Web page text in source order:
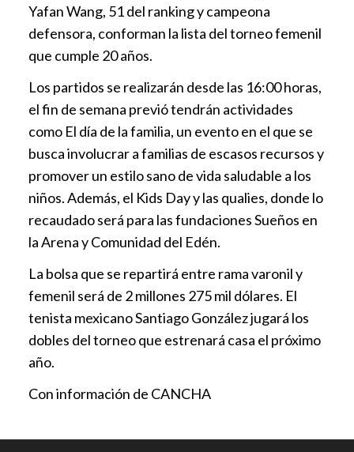
Yafan Wang, 51 del ranking y campeona
defensora, conforman la lista del torneo femenil
que cumple 20 años.
Los partidos se realizarán desde las 16:00 horas,
el fin de semana previó tendrán actividades
como El día de la familia, un evento en el que se
busca involucrar a familias de escasos recursos y
promover un estilo sano de vida saludable a los
niños. Además, el Kids Day y las qualies, donde lo
recaudado será para las fundaciones Sueños en
la Arena y Comunidad del Edén.
La bolsa que se repartirá entre rama varonil y
femenil será de 2 millones 275 mil dólares. El
tenista mexicano Santiago González jugará los
dobles del torneo que estrenará casa el próximo
año.
Con información de CANCHA